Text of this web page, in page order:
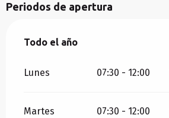
Periodos de apertura
Todo el año
Todo el año
Lunes 07:30 - 12:00
Martes 07:30 - 12:00